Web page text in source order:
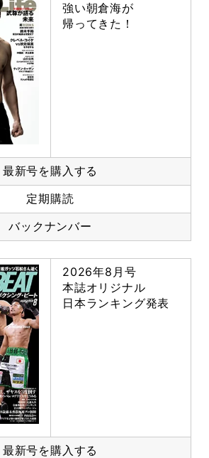
強い朝倉海が
帰ってきた！
最新号を購入する
定期購読
バックナンバー
2026年8月号
本誌オリジナル
日本ランキング発表
最新号を購入する